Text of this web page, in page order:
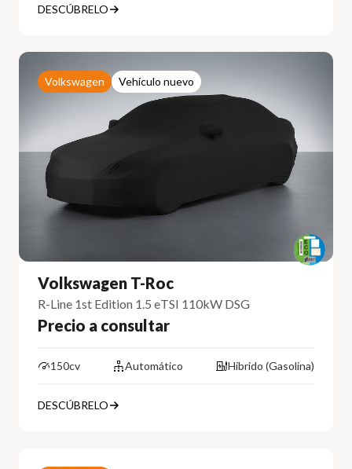
DESCÚBRELO
Volkswagen Vehículo nuevo
Volkswagen T-Roc
R-Line 1st Edition 1.5 eTSI 110kW DSG
Precio a consultar
150cv Automático Híbrido (Gasolina)
DESCÚBRELO